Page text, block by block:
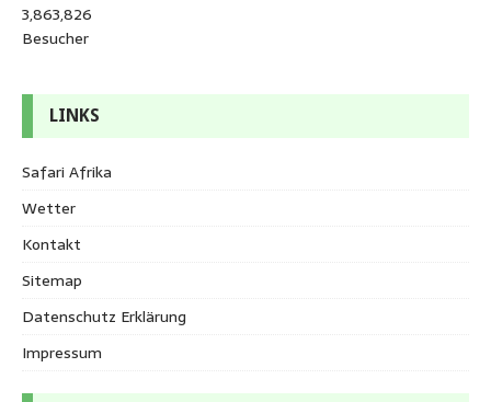
3,863,826
Besucher
LINKS
Safari Afrika
Wetter
Kontakt
Sitemap
Datenschutz Erklärung
Impressum